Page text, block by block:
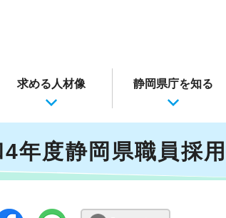
求める人材像 静岡県庁を知る
4年度静岡県職員採